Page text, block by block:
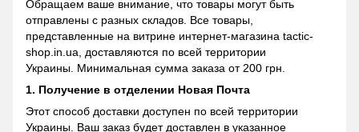
Обращаем ваше внимание, что товары могут быть
отправлены с разных складов. Все товары,
представленные на витрине интернет-магазина tactic-
shop.in.ua, доставляются по всей территории
Украины. Минимальная сумма заказа от 200 грн.
1. Получение в отделении Новая Почта
Этот способ доставки доступен по всей территории
Украины. Ваш заказ будет доставлен в указанное